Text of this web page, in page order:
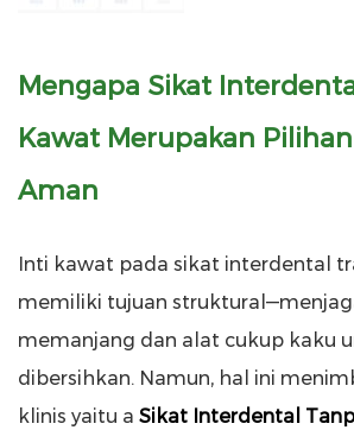
Mengapa Sikat
Kawat Merupakan
Aman
Inti kawat pada sikat interdental
memiliki tujuan
memanjang dan alat cukup kaku
dibersihkan. Namun, hal ini
klinis yaitu a Sikat Interdental